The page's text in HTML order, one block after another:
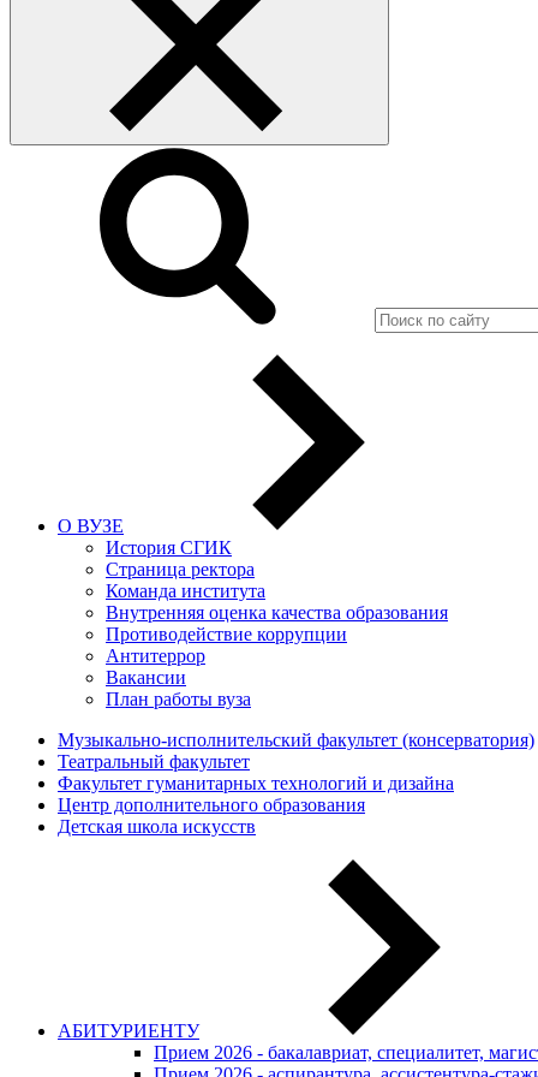
О ВУЗЕ
История СГИК
Страница ректора
Команда института
Внутренняя оценка качества образования
Противодействие коррупции
Антитеррор
Вакансии
План работы вуза
Музыкально-исполнительский факультет (консерватория)
Театральный факультет
Факультет гуманитарных технологий и дизайна
Центр дополнительного образования
Детская школа искусств
АБИТУРИЕНТУ
Прием 2026 - бакалавриат, специалитет,